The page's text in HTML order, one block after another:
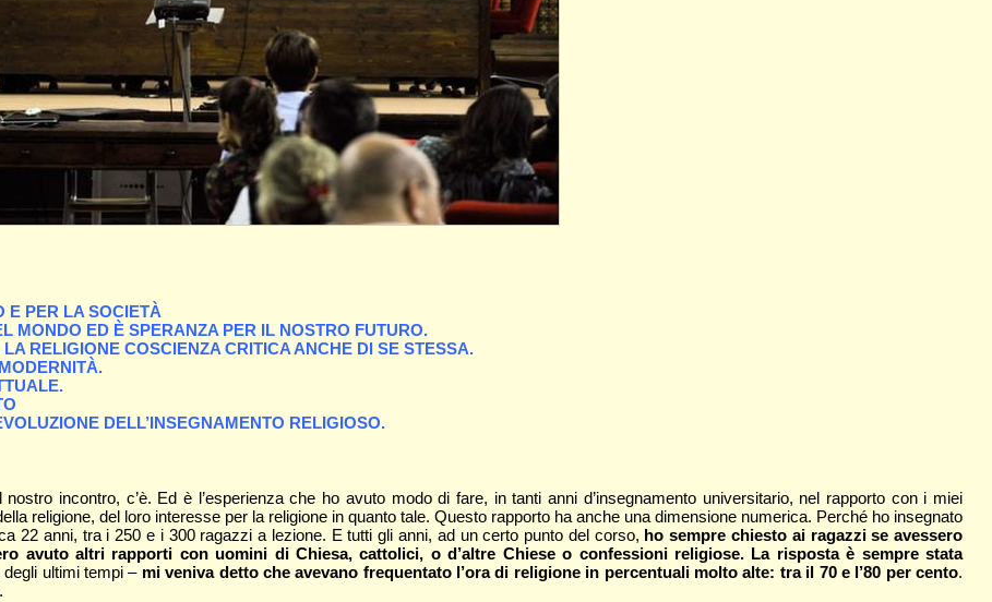
E PER LA SOCIETÀ
MONDO ED È SPERANZA PER IL NOSTRO FUTURO.
RELIGIONE COSCIENZA CRITICA ANCHE DI SE STESSA.
DELL’INSEGNAMENTO RELIGIOSO.
nostro incontro, c’è. Ed è l’esperienza che ho avuto modo di fare, in tanti anni d’insegnamento universitario, nel rapporto con i miei
religione, del loro interesse per la religione in quanto tale. Questo rapporto ha anche una dimensione numerica. Perché ho insegnato
22 anni, tra i 250 e i 300 ragazzi a lezione. E tutti gli anni, ad un certo punto del corso, ho sempre chiesto ai ragazzi se avessero
avuto altri rapporti con uomini di Chiesa, cattolici, o d’altre Chiese o confessioni religiose. La risposta è sempre stata
ultimi tempi – mi veniva detto che avevano frequentato l’ora di religione in percentuali molto alte: tra il 70 e l’80 per cento.